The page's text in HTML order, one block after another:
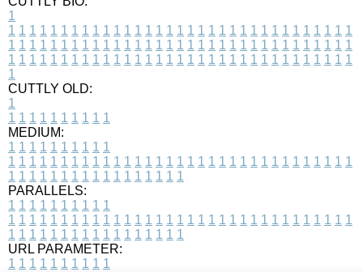
1
1 1 1 1 1 1 1 1 1 1 1 1 1 1 1 1 1 1 1 1 1 1 1 1 1 1 1 1 1 1 1 1 1
1 1 1 1 1 1 1 1 1 1 1 1 1 1 1 1 1 1 1 1 1 1 1 1 1 1 1 1 1 1 1 1 1
1 1 1 1 1 1 1 1 1 1 1 1 1 1 1 1 1 1 1 1 1 1 1 1 1 1 1 1 1 1 1 1 1
1
CUTTLY OLD:
1
1 1 1 1 1 1 1 1 1 1
MEDIUM:
1 1 1 1 1 1 1 1 1 1
1 1 1 1 1 1 1 1 1 1 1 1 1 1 1 1 1 1 1 1 1 1 1 1 1 1 1 1 1 1 1 1 1
1 1 1 1 1 1 1 1 1 1 1 1 1 1 1 1 1
PARALLELS:
1 1 1 1 1 1 1 1 1 1
1 1 1 1 1 1 1 1 1 1 1 1 1 1 1 1 1 1 1 1 1 1 1 1 1 1 1 1 1 1 1 1 1
1 1 1 1 1 1 1 1 1 1 1 1 1 1 1 1 1
URL PARAMETER:
1 1 1 1 1 1 1 1 1 1